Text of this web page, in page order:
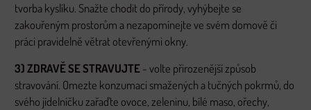
tvorba kyslíku. Snažte chodit do přírody, vyhýbejte se
zakouřeným prostorům a nezapomínejte ve svém domově či
práci pravidelně větrat otevřenými okny.
3) ZDRAVĚ SE STRAVUJTE- volte přirozenější způsob
stravování. Omezte konzumaci smažených a tučných pokrmů, do
svého jídelníčku zařaďte ovoce, zeleninu, bílé maso, ořechy,